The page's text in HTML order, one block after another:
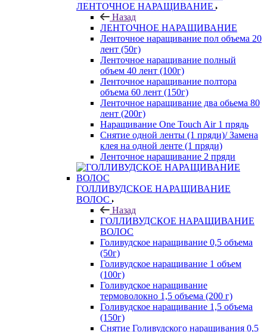
ЛЕНТОЧНОЕ НАРАЩИВАНИЕ
Назад
ЛЕНТОЧНОЕ НАРАЩИВАНИЕ
Ленточное наращивание пол объема 20
лент (50г)
Ленточное наращивание полный
объем 40 лент (100г)
Ленточное наращивание полтора
объема 60 лент (150г)
Ленточное наращивание два обьема 80
лент (200г)
Наращивание One Touch Air 1 прядь
Снятие одной ленты (1 пряди)/ Замена
клея на одной ленте (1 пряди)
Ленточное наращивание 2 пряди
ГОЛЛИВУДСКОЕ НАРАЩИВАНИЕ
ВОЛОС
Назад
ГОЛЛИВУДСКОЕ НАРАЩИВАНИЕ
ВОЛОС
Голивудское наращивание 0,5 объема
(50г)
Голивудское наращивание 1 объем
(100г)
Голивудское наращивание
термоволокно 1,5 объема (200 г)
Голивудское наращивание 1,5 объема
(150г)
Снятие Голивудского наращивания 0,5